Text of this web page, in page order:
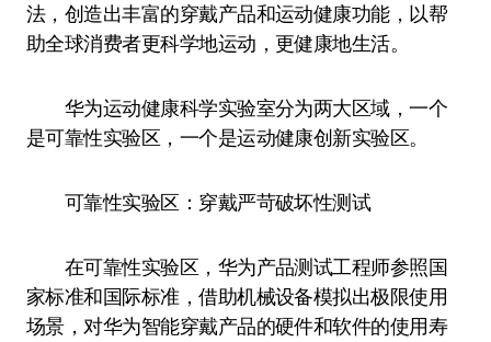
法，创造出丰富的穿戴产品和运动健康功能，以帮
助全球消费者更科学地运动，更健康地生活。
华为运动健康科学实验室分为两大区域，一个
是可靠性实验区，一个是运动健康创新实验区。
可靠性实验区：穿戴严苛破坏性测试
在可靠性实验区，华为产品测试工程师参照国
家标准和国际标准，借助机械设备模拟出极限使用
场景，对华为智能穿戴产品的硬件和软件的使用寿